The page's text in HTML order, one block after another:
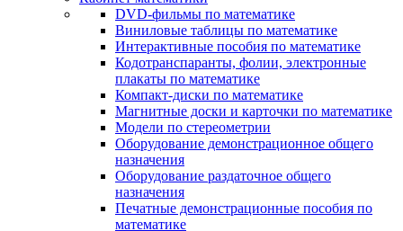
DVD-фильмы по математике
Виниловые таблицы по математике
Интерактивные пособия по математике
Кодотранспаранты, фолии, электронные
плакаты по математике
Компакт-диски по математике
Магнитные доски и карточки по математике
Модели по стереометрии
Оборудование демонстрационное общего
назначения
Оборудование раздаточное общего
назначения
Печатные демонстрационные пособия по
математике